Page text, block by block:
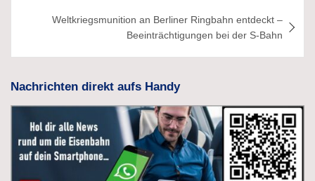
Weltkriegsmunition an Berliner Ringbahn entdeckt –
Beeinträchtigungen bei der S-Bahn
Nachrichten direkt aufs Handy